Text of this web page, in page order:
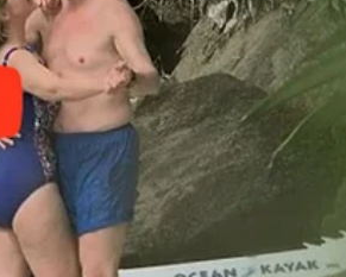
su vrlo mogući. Njegova harizma
povoljno za one koji rade kreativne